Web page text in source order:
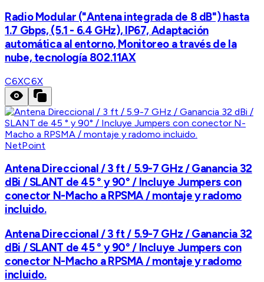
Radio Modular ("Antena integrada de 8 dB") hasta
1.7 Gbps, (5.1 - 6.4 GHz), IP67, Adaptación
automática al entorno, Monitoreo a través de la
nube, tecnología 802.11AX
C6XC6X
NetPoint
Antena Direccional / 3 ft / 5.9-7 GHz / Ganancia 32
dBi / SLANT de 45 ° y 90° / Incluye Jumpers con
conector N-Macho a RPSMA / montaje y radomo
incluido.
Antena Direccional / 3 ft / 5.9-7 GHz / Ganancia 32
dBi / SLANT de 45 ° y 90° / Incluye Jumpers con
conector N-Macho a RPSMA / montaje y radomo
incluido.